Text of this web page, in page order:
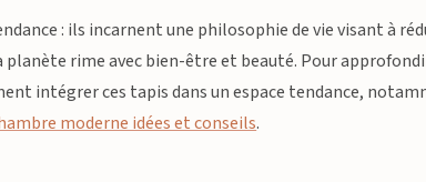
: ils incarnent une philosophie de vie visant à
rime avec bien-être et beauté. Pour
intégrer ces tapis dans un espace tendance,
moderne idées et conseils.